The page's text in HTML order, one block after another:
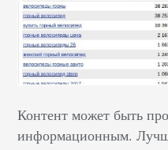
Контент может быть
информационным.